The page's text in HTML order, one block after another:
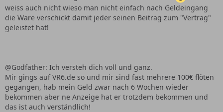
weiss auch nicht wieso man nicht einfach nach Geldeingang
die Ware verschickt damit jeder seinen Beitrag zum "Vertrag"
geleistet hat!
@Godfather: Ich versteh dich voll und ganz.
Mir gings auf VR6.de so und mir sind fast mehrere 100€ flöten
gegangen, hab mein Geld zwar nach 6 Wochen wieder
bekommen aber ne Anzeige hat er trotzdem bekommen und
das ist auch verständlich!